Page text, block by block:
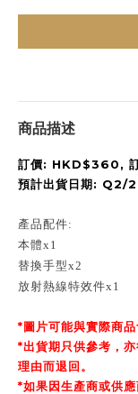
商品描述
訂價: HKD$360,
預計出貨日期: Q2/
產品配件:
本體x1
替換手型x2
放射熱線特效件x1
*圖片可能與實際商品
*出貨期只供參考，
理由而退回。
*如果因生產商或供